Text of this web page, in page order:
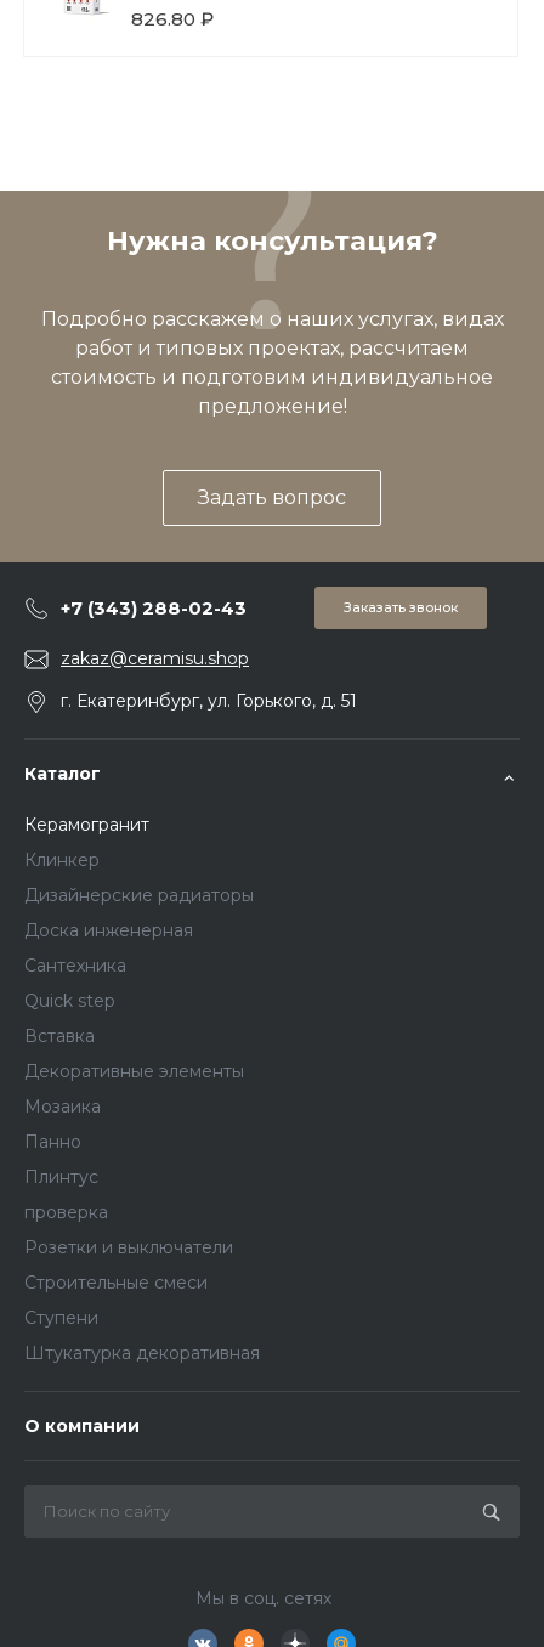
826.80 ₽
Нужна консультация?
Подробно расскажем о наших услугах, видах
работ и типовых проектах, рассчитаем
стоимость и подготовим индивидуальное
предложение!
Задать вопрос
+7 (343) 288-02-43 Заказать звонок
zakaz@ceramisu.shop
г. Екатеринбург, ул. Горького, д. 51
Каталог
Керамогранит
Клинкер
Дизайнерские радиаторы
Доска инженерная
Сантехника
Quick step
Вставка
Декоративные элементы
Мозаика
Панно
Плинтус
проверка
Розетки и выключатели
Строительные смеси
Ступени
Штукатурка декоративная
О компании
Мы в соц. сетях